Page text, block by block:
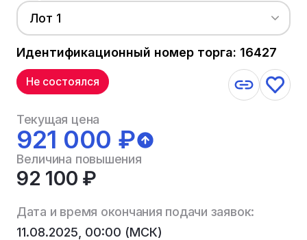
Лот 1
Идентификационный номер торга: 16427
Не состоялся
Текущая цена
921 000 ₽
Величина повышения
92 100 ₽
Дата и время окончания подачи заявок:
11.08.2025, 00:00 (МСК)